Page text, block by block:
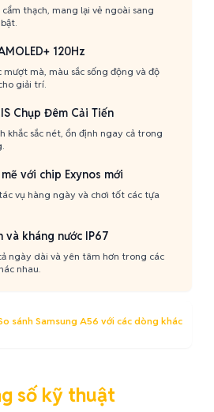
thạch, mang lại vẻ ngoài sang
120Hz
mà, màu sắc sống động và độ
giải trí.
Chụp Đêm Cải Tiến
khắc sắc nét, ổn định ngay cả trong
với chip Exynos mới
vụ hàng ngày và chơi tốt các tựa
và kháng nước IP67
ngày dài và yên tâm hơn trong các
nhau.
sánh Samsung A56 với các dòng khác
số kỹ thuật